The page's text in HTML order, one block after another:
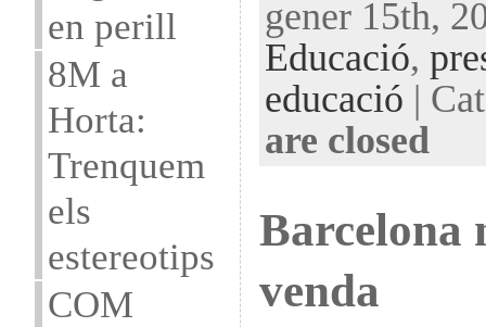
en perill
8M a
Horta:
Trenquem
els
estereotips
COM
gener 15th,
Educació,
educació |
are closed
Barcelona
venda